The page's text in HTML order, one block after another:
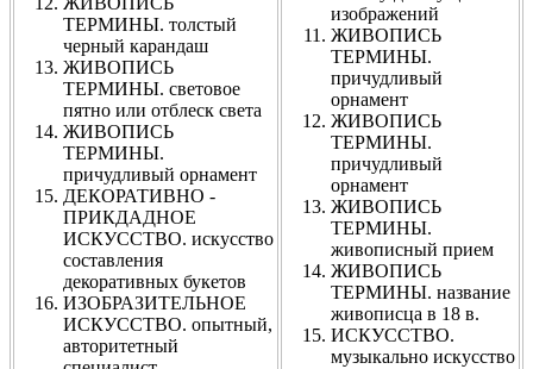
ТЕРМИНЫ. толстый
черный карандаш
ЖИВОПИСЬ
ТЕРМИНЫ. световое
пятно или отблеск света
ЖИВОПИСЬ
ТЕРМИНЫ.
причудливый орнамент
ДЕКОРАТИВНО -
ПРИКДАДНОЕ
ИСКУССТВО. искусство
составления
декоративных букетов
ИЗОБРАЗИТЕЛЬНОЕ
ИСКУССТВО. опытный,
авторитетный
изображений
ЖИВОПИСЬ
ТЕРМИНЫ.
причудливый
орнамент
ЖИВОПИСЬ
ТЕРМИНЫ.
причудливый
орнамент
ЖИВОПИСЬ
ТЕРМИНЫ.
живописный прием
ЖИВОПИСЬ
ТЕРМИНЫ. название
живописца в 18 в.
ИСКУССТВО.
музыкально искусство